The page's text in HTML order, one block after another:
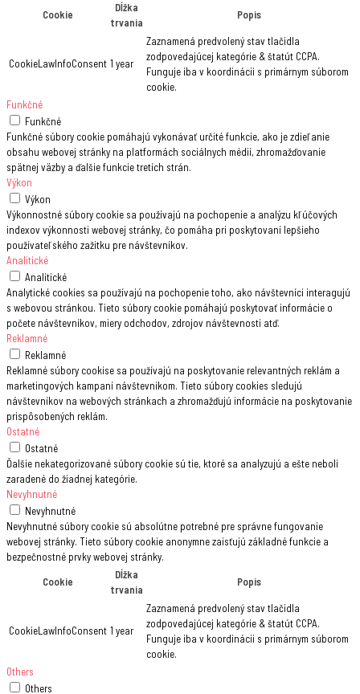
Cookie
Dĺžka
trvania
Popis
CookieLawInfoConsent 1 year
Zaznamená predvolený stav tlačidla
zodpovedajúcej kategórie & štatút CCPA.
Funguje iba v koordinácii s primárnym súborom
cookie.
Funkčné
Funkčné
Funkčné súbory cookie pomáhajú vykonávať určité funkcie, ako je zdieľanie
obsahu webovej stránky na platformách sociálnych médií, zhromažďovanie
spätnej väzby a ďalšie funkcie tretích strán.
Výkon
Výkon
Výkonnostné súbory cookie sa používajú na pochopenie a analýzu kľúčových
indexov výkonnosti webovej stránky, čo pomáha pri poskytovaní lepšieho
používateľského zažitku pre návštevníkov.
Analitické
Analitické
Analytické cookies sa používajú na pochopenie toho, ako návštevníci interagujú
s webovou stránkou. Tieto súbory cookie pomáhajú poskytovať informácie o
počete návštevníkov, miery odchodov, zdrojov návštevnosti atď.
Reklamné
Reklamné
Reklamné súbory cookise sa používajú na poskytovanie relevantných reklám a
marketingových kampaní návštevníkom. Tieto súbory cookies sledujú
návštevníkov na webových stránkach a zhromažďujú informácie na poskytovanie
prispôsobených reklám.
Ostatné
Ostatné
Ďalšie nekategorizované súbory cookie sú tie, ktoré sa analyzujú a ešte neboli
zaradené do žiadnej kategórie.
Nevyhnutné
Nevyhnutné
Nevyhnutné súbory cookie sú absolútne potrebné pre správne fungovanie
webovej stránky. Tieto súbory cookie anonymne zaisťujú základné funkcie a
bezpečnostné prvky webovej stránky.
Cookie
Dĺžka
trvania
Popis
CookieLawInfoConsent 1 year
Zaznamená predvolený stav tlačidla
zodpovedajúcej kategórie & štatút CCPA.
Funguje iba v koordinácii s primárnym súborom
cookie.
Others
Others